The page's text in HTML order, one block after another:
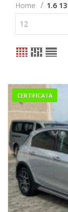
Home
1.6
12
CERTIFICATA